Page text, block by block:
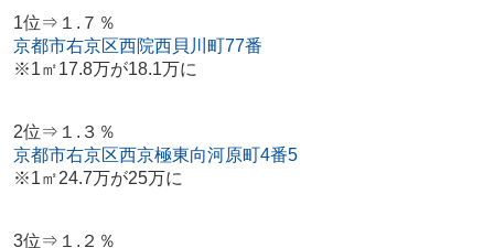
1位⇒１.７％
京都市右京区西院西貝川町77番
※1㎡17.8万が18.1万に
2位⇒１.３％
京都市右京区西京極東向河原町4番5
※1㎡24.7万が25万に
3位⇒１.２％